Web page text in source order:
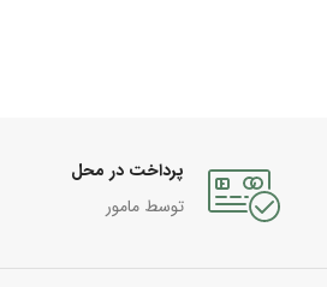
پرداخت در محل
توسط مامور